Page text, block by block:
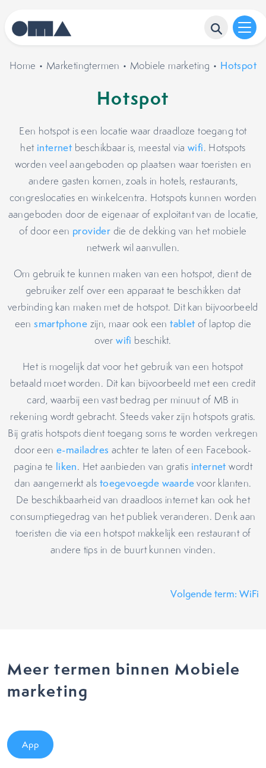
Home • Marketingtermen • Mobiele marketing • Hotspot
Hotspot
Een hotspot is een locatie waar draadloze toegang tot
het internet beschikbaar is, meestal via wifi. Hotspots
worden veel aangeboden op plaatsen waar toeristen en
andere gasten komen, zoals in hotels, restaurants,
congreslocaties en winkelcentra. Hotspots kunnen worden
aangeboden door de eigenaar of exploitant van de locatie,
of door een provider die de dekking van het mobiele
netwerk wil aanvullen.
Om gebruik te kunnen maken van een hotspot, dient de
gebruiker zelf over een apparaat te beschikken dat
verbinding kan maken met de hotspot. Dit kan bijvoorbeeld
eensmartphone zijn, maar ook eentablet of laptop die
overwifi beschikt.
Het is mogelijk dat voor het gebruik van een hotspot
betaald moet worden. Dit kan bijvoorbeeld met een credit
card, waarbij een vast bedrag per minuut of MB in
rekening wordt gebracht. Steeds vaker zijn hotspots gratis.
Bij gratis hotspots dient toegang soms te worden verkregen
door een e-mailadres achter te laten of een Facebook-
pagina te liken. Het aanbieden van gratis internet wordt
dan aangemerkt als toegevoegde waardevoor klanten.
De beschikbaarheid van draadloos internet kan ook het
consumptiegedrag van het publiek veranderen. Denk aan
toeristen die via een hotspot makkelijk een restaurant of
andere tips in de buurt kunnen vinden.
Volgende term: WiFi
Meer termen binnen Mobiele
marketing
App